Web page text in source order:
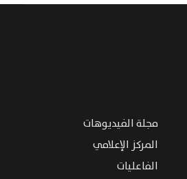
مجلة الفيديوهات
المركز الإعلامي
الفاعليات